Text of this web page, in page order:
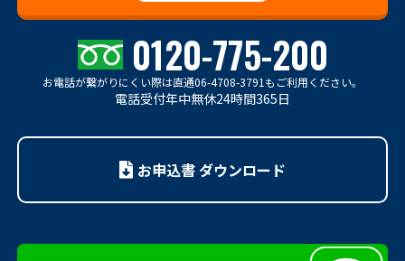
0120-775-200
お電話が繋がりにくい際は直通06-4708-3791もご利用ください。
電話受付年中無休24時間365日
お申込書 ダウンロード